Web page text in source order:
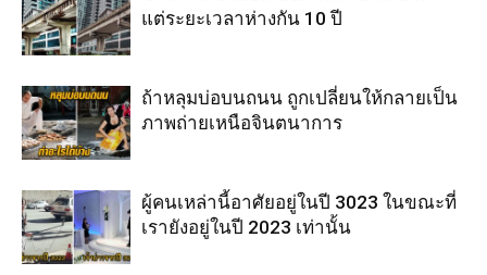
แต่ระยะเวลาห่างกัน 10 ปี
ถ้าหลุมบ่อบนถนน ถูกเปลี่ยนให้กลายเป็น
ภาพถ่ายเหนือจินตนาการ
ผู้คนเหล่านี้อาศัยอยู่ในปี 3023 ในขณะที่
เรายังอยู่ในปี 2023 เท่านั้น